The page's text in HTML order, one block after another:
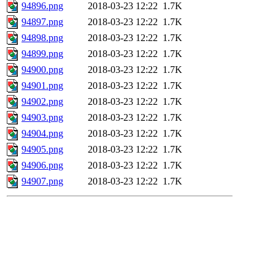
94896.png
2018-03-23 12:22 1.7K
94897.png
2018-03-23 12:22 1.7K
94898.png
2018-03-23 12:22 1.7K
94899.png
2018-03-23 12:22 1.7K
94900.png
2018-03-23 12:22 1.7K
94901.png
2018-03-23 12:22 1.7K
94902.png
2018-03-23 12:22 1.7K
94903.png
2018-03-23 12:22 1.7K
94904.png
2018-03-23 12:22 1.7K
94905.png
2018-03-23 12:22 1.7K
94906.png
2018-03-23 12:22 1.7K
94907.png
2018-03-23 12:22 1.7K